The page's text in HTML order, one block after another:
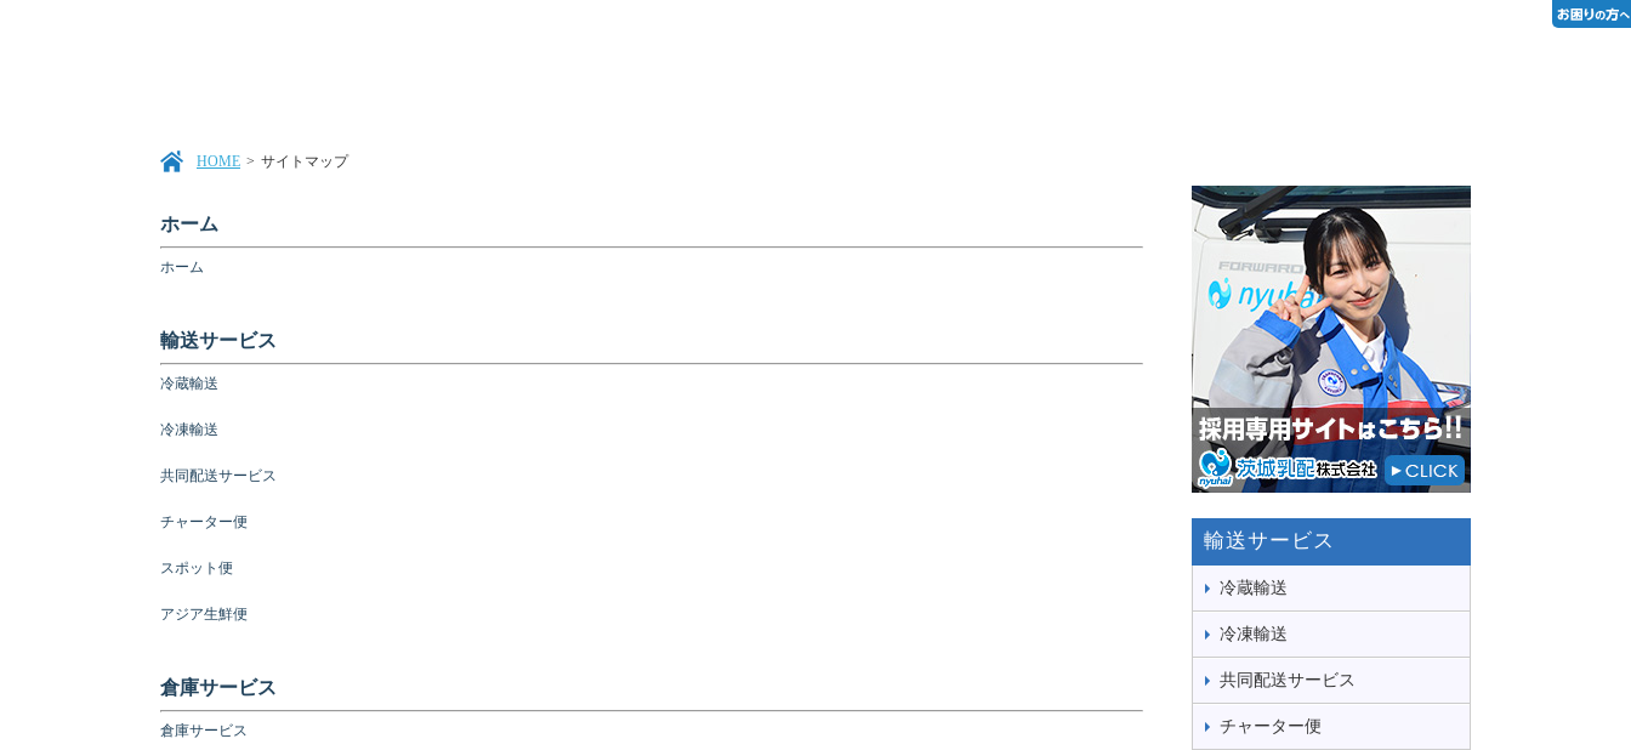
HOME > サイトマップ
ホーム
ホーム
輸送サービス
冷蔵輸送
冷凍輸送
共同配送サービス
チャーター便
スポット便
アジア生鮮便
倉庫サービス
倉庫サービス
輸送サービス
冷蔵輸送
冷凍輸送
共同配送サービス
チャーター便